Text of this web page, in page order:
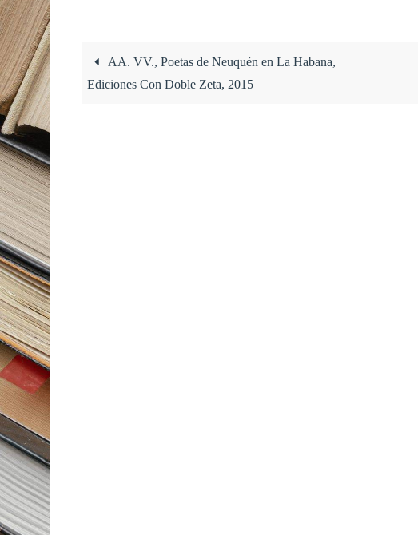
AA. VV., Poetas de Neuquén en La Habana,
Ediciones Con Doble Zeta, 2015